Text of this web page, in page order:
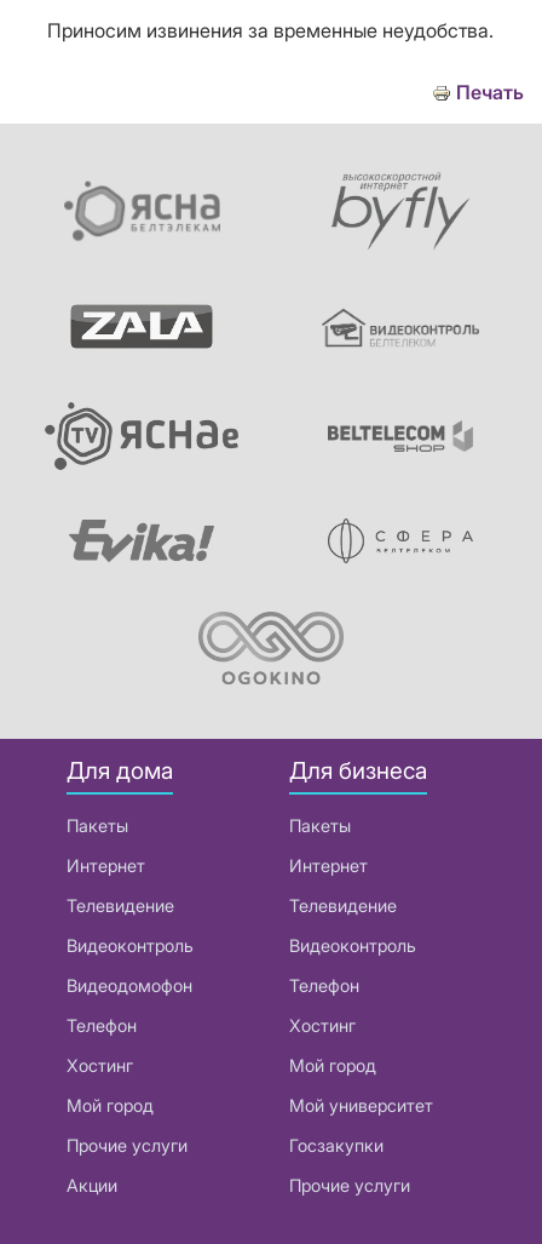
Приносим извинения за временные неудобства.
Печать
Для дома
Пакеты
Интернет
Телевидение
Видеоконтроль
Видеодомофон
Телефон
Хостинг
Мой город
Прочие услуги
Акции
Для бизнеса
Пакеты
Интернет
Телевидение
Видеоконтроль
Телефон
Хостинг
Мой город
Мой университет
Госзакупки
Прочие услуги